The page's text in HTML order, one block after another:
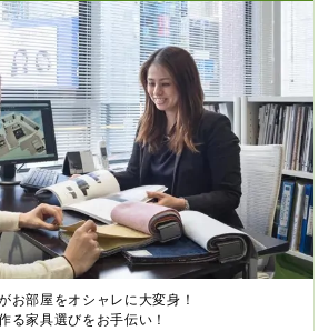
お部屋をオシャレに大変身！
る家具選びをお手伝い！